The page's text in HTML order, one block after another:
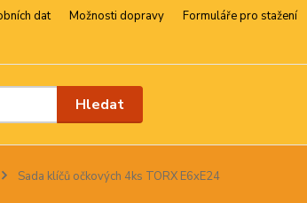
dat Možnosti dopravy
Formuláře pro stažení
Hledat
Sada klíčů očkových 4ks TORX E6xE24